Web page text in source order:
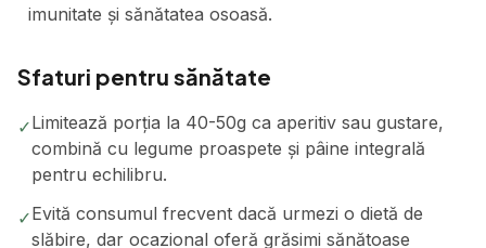
imunitate și sănătatea osoasă.
Sfaturi pentru sănătate
✓Limitează porția la 40-50g ca aperitiv sau gustare,
combină cu legume proaspete și pâine integrală
pentru echilibru.
✓Evită consumul frecvent dacă urmezi o dietă de
slăbire, dar ocazional oferă grăsimi sănătoase